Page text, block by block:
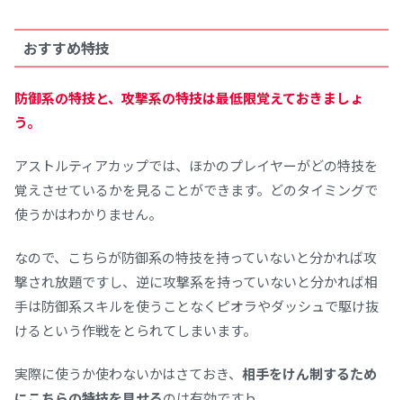
おすすめ特技
防御系の特技と、攻撃系の特技は最低限覚えておきましょ
う。
アストルティアカップでは、ほかのプレイヤーがどの特技を
覚えさせているかを見ることができます。どのタイミングで
使うかはわかりません。
なので、こちらが防御系の特技を持っていないと分かれば攻
撃され放題ですし、逆に攻撃系を持っていないと分かれば相
手は防御系スキルを使うことなくピオラやダッシュで駆け抜
けるという作戦をとられてしまいます。
実際に使うか使わないかはさておき、 相手をけん制するため